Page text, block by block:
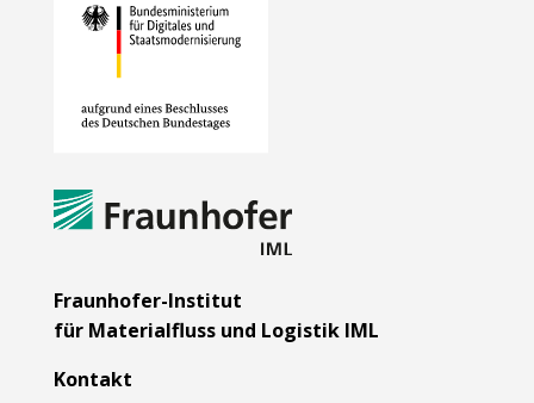
Fraunhofer-Institut
für Materialfluss und Logistik IML
Kontakt